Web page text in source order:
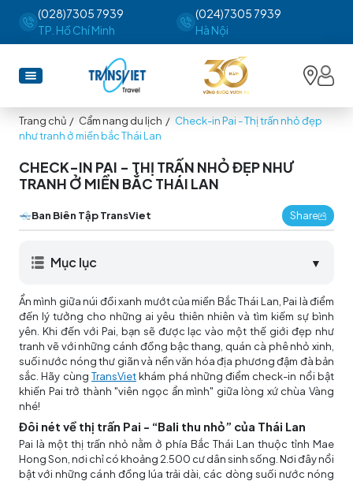
(028)7305 7939
TP. Hồ Chí Minh
(024)7305 7939
Hà Nội
Trang chủ / Cẩm nang du lịch / Check-in Pai - Thị trấn nhỏ đẹp
như tranh ở miền bắc Thái Lan
CHECK-IN PAI - THỊ TRẤN NHỎ ĐẸP NHƯ
TRANH Ở MIỀN BẮC THÁI LAN
Ban Biên Tập TransViet Share
Mục lục ▼
Ẩn mình giữa núi đồi xanh mướt của miền Bắc Thái Lan, Pai là điểm
đến lý tưởng cho những ai yêu thiên nhiên và tìm kiếm sự bình
yên. Khi đến với Pai, bạn sẽ được lạc vào một thế giới đẹp như
tranh vẽ với những cánh đồng bậc thang, quán cà phê nhỏ xinh,
suối nước nóng thư giãn và nền văn hóa địa phương đậm đà bản
sắc. Hãy cùng TransVietkhám phá những điểm check-in nổi bật
khiến Pai trở thành "viên ngọc ẩn mình" giữa lòng xứ chùa Vàng
nhé!
Đôi nét về thị trấn Pai - “Bali thu nhỏ” của Thái Lan
Pai là một thị trấn nhỏ nằm ở phía Bắc Thái Lan thuộc tỉnh Mae
Hong Son, nơi chỉ có khoảng 2.500 cư dân sinh sống. Nơi đây nổi
bật với những cánh đồng lúa trải dài, các dòng suối nước nóng